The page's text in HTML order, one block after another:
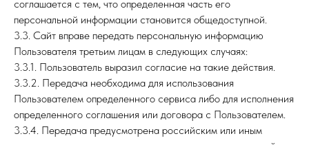
соглашается с тем, что определенная часть его
персональной информации становится общедоступной.
3.3. Сайт вправе передать персональную информацию
Пользователя третьим лицам в следующих случаях:
3.3.1. Пользователь выразил согласие на такие действия.
3.3.2. Передача необходима для использования
Пользователем определенного сервиса либо для исполнения
определенного соглашения или договора с Пользователем.
3.3.4. Передача предусмотрена российским или иным